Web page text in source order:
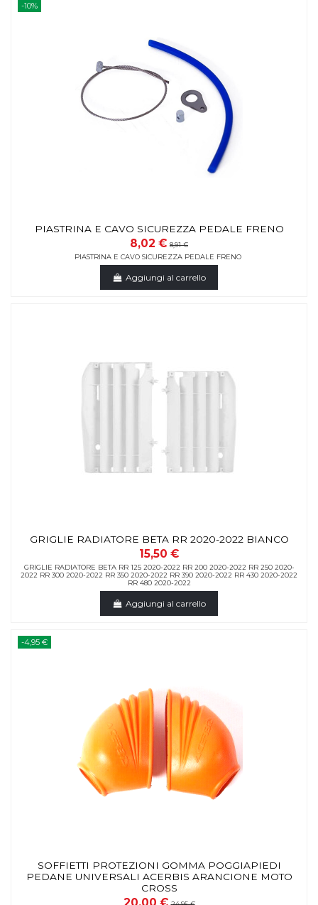
-10%
PIASTRINA E CAVO SICUREZZA PEDALE FRENO
8,02 € 8,91 €
PIASTRINA E CAVO SICUREZZA PEDALE FRENO
Aggiungi al carrello
GRIGLIE RADIATORE BETA RR 2020-2022 BIANCO
15,50 €
GRIGLIE RADIATORE BETA RR 125 2020-2022 RR 200 2020-2022 RR 250 2020-
2022 RR 300 2020-2022 RR 350 2020-2022 RR 390 2020-2022 RR 430 2020-2022
RR 480 2020-2022
Aggiungi al carrello
-4,95 €
SOFFIETTI PROTEZIONI GOMMA POGGIAPIEDI
PEDANE UNIVERSALI ACERBIS ARANCIONE MOTO
CROSS
20,00 €